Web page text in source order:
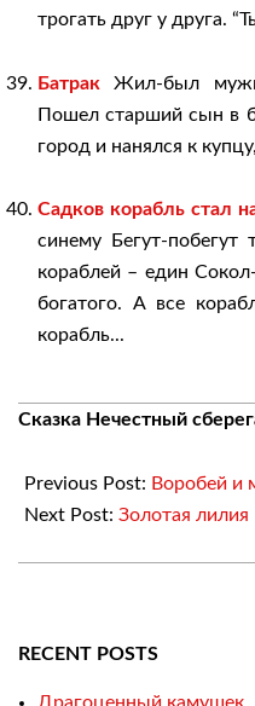
трогать друг у друга.
Батрак Жил-был
Пошел старший сын в
город и нанялся к
Садков корабль стал
синему Бегут-побегут
кораблей – един
богатого. А все
корабль...
2018-
24
Сказка Нечестный
Previous Post: Воробей и
Next Post: Золотая лилия
RECENT POSTS